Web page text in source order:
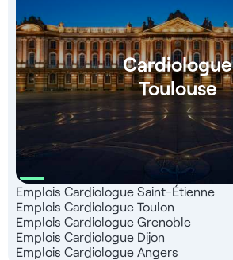
Cardiologue
Toulouse
Emplois Cardiologue Saint-Étienne
Emplois Cardiologue Toulon
Emplois Cardiologue Grenoble
Emplois Cardiologue Dijon
Emplois Cardiologue Angers